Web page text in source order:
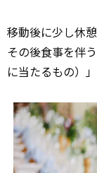
移動後に少し休憩
その後食事を伴
に当たるもの）